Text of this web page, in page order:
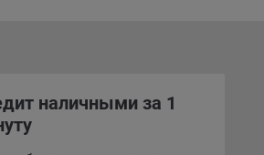
наличными за 1